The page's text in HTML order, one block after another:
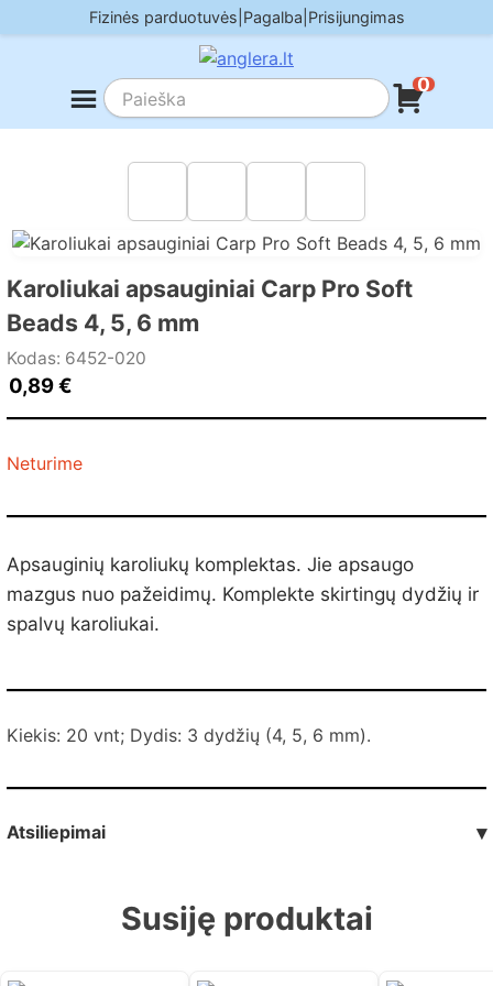
to
Fizinės parduotuvės Pagalba Prisijungimas
0
Karoliukai apsauginiai Carp Pro Soft
Beads 4, 5, 6 mm
Kodas: 6452-020
0,89€
Neturime
Apsauginių karoliukų komplektas. Jie apsaugo
mazgus nuo pažeidimų. Komplekte skirtingų dydžių ir
spalvų karoliukai.
Kiekis: 20 vnt; Dydis: 3 dydžių (4, 5, 6 mm).
Atsiliepimai ▾
Susiję produktai